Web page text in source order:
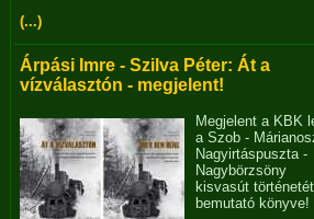
(...)
Árpási Imre - Szilva Péter: Át a
vízválasztón - megjelent!
Megjelent a KBK
a Szob -
Nagyirtáspuszta -
Nagybörzsöny
kisvasút történetét
bemutató könyve!